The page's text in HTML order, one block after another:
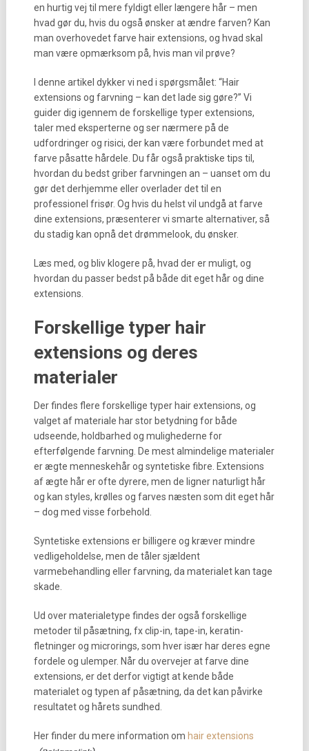
en hurtig vej til mere fyldigt eller længere hår – men
hvad gør du, hvis du også ønsker at ændre farven? Kan
man overhovedet farve hair extensions, og hvad skal
man være opmærksom på, hvis man vil prøve?
I denne artikel dykker vi ned i spørgsmålet: “Hair
extensions og farvning – kan det lade sig gøre?” Vi
guider dig igennem de forskellige typer extensions,
taler med eksperterne og ser nærmere på de
udfordringer og risici, der kan være forbundet med at
farve påsatte hårdele. Du får også praktiske tips til,
hvordan du bedst griber farvningen an – uanset om du
gør det derhjemme eller overlader det til en
professionel frisør. Og hvis du helst vil undgå at farve
dine extensions, præsenterer vi smarte alternativer, så
du stadig kan opnå det drømmelook, du ønsker.
Læs med, og bliv klogere på, hvad der er muligt, og
hvordan du passer bedst på både dit eget hår og dine
extensions.
Forskellige typer hair
extensions og deres
materialer
Der findes flere forskellige typer hair extensions, og
valget af materiale har stor betydning for både
udseende, holdbarhed og mulighederne for
efterfølgende farvning. De mest almindelige materialer
er ægte menneskehår og syntetiske fibre. Extensions
af ægte hår er ofte dyrere, men de ligner naturligt hår
og kan styles, krølles og farves næsten som dit eget hår
– dog med visse forbehold.
Syntetiske extensions er billigere og kræver mindre
vedligeholdelse, men de tåler sjældent
varmebehandling eller farvning, da materialet kan tage
skade.
Ud over materialetype findes der også forskellige
metoder til påsætning, fx clip-in, tape-in, keratin-
fletninger og microrings, som hver især har deres egne
fordele og ulemper. Når du overvejer at farve dine
extensions, er det derfor vigtigt at kende både
materialet og typen af påsætning, da det kan påvirke
resultatet og hårets sundhed.
Her finder du mere information om hair extensions